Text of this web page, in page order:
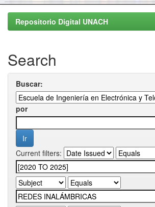
Skip
navigationRepositorio Digital UNACH
Search
Buscar:
por
Current filters: